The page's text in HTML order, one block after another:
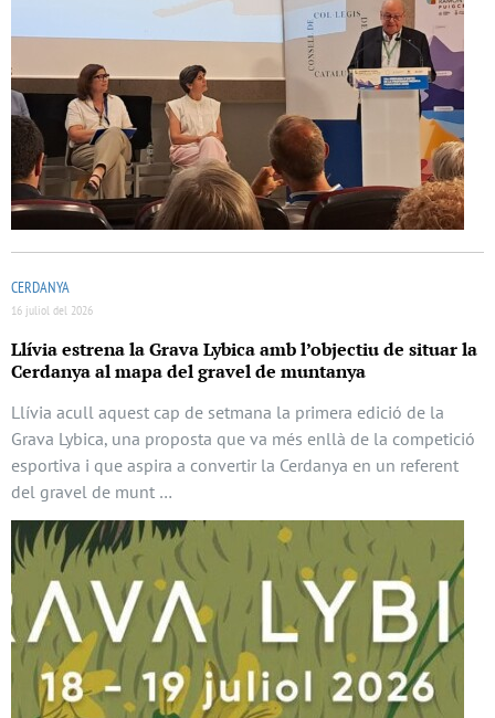
CERDANYA
16 juliol del 2026
Llívia estrena la Grava Lybica amb l’objectiu de situar la
Cerdanya al mapa del gravel de muntanya
Llívia acull aquest cap de setmana la primera edició de la
Grava Lybica, una proposta que va més enllà de la competició
esportiva i que aspira a convertir la Cerdanya en un referent
del gravel de munt …